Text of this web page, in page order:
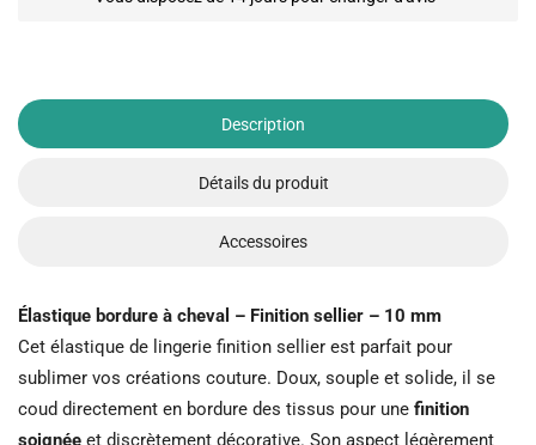
Description
Détails du produit
Accessoires
Élastique bordure à cheval – Finition sellier – 10 mm
Cet élastique de lingerie finition sellier est parfait pour
sublimer vos créations couture. Doux, souple et solide, il se
coud directement en bordure des tissus pour une finition
soignée et discrètement décorative. Son aspect légèrement